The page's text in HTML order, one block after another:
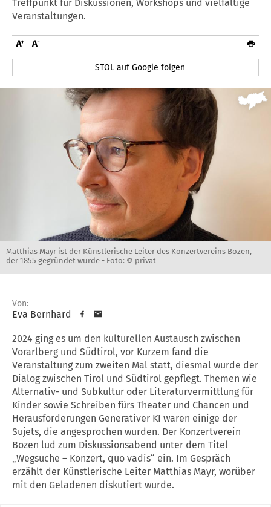
Treffpunkt für Diskussionen, Workshops und vielfältige
Veranstaltungen.
STOL auf Google folgen
Matthias Mayr ist der Künstlerische Leiter des Konzertvereins Bozen,
der 1855 gegründet wurde - Foto: © privat
Von:
Eva Bernhard
2024 ging es um den kulturellen Austausch zwischen
Vorarlberg und Südtirol, vor Kurzem fand die
Veranstaltung zum zweiten Mal statt, diesmal wurde der
Dialog zwischen Tirol und Südtirol gepflegt. Themen wie
Alternativ- und Subkultur oder Literaturvermittlung für
Kinder sowie Schreiben fürs Theater und Chancen und
Herausforderungen Generativer KI waren einige der
Sujets, die angesprochen wurden. Der Konzertverein
Bozen lud zum Diskussionsabend unter dem Titel
„Wegsuche – Konzert, quo vadis“ ein. Im Gespräch
erzählt der Künstlerische Leiter Matthias Mayr, worüber
mit den Geladenen diskutiert wurde.